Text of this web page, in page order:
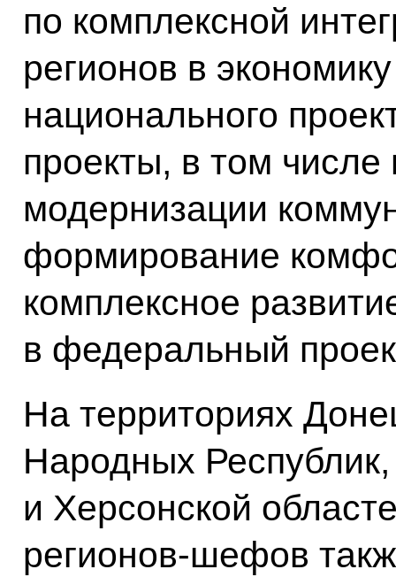
по комплексной
регионов в
национального
проекты, в том
модернизации
формирование
комплексное
в федеральный
На территориях
Народных
и Херсонской
регионов-шефов